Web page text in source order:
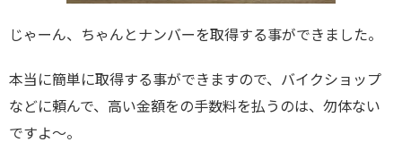
じゃーん、ちゃんとナンバーを取得する事ができました。
本当に簡単に取得する事ができますので、バイクショップ
などに頼んで、高い金額をの手数料を払うのは、勿体ない
ですよ～。